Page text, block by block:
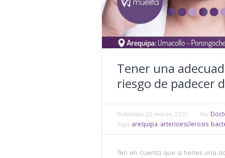
Tener una
riesgo de padecer
Publicado 20 marzo, 2021 Por
Tags arequipa arterioesclerosis
Ten en cuenta que si tienes una